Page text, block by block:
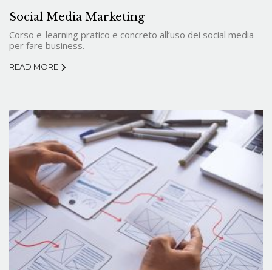
Social Media Marketing
Corso e-learning pratico e concreto all’uso dei social media
per fare business.
READ MORE